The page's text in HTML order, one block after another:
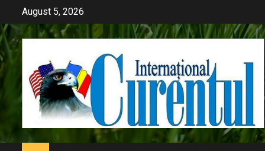
content
August 5, 2026